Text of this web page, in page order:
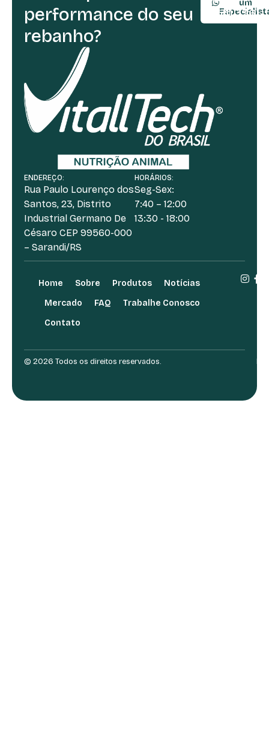
performance do seu
rebanho?
um
(54) 3361-
ENDEREÇO:
Rua Paulo Lourenço dos
Santos, 23, Distrito
Industrial Germano De
Césaro CEP 99560-000
– Sarandi/RS
HORÁRIOS:
Seg-Sex:
7:40 – 12:00
13:30 - 18:00
Home Sobre Produtos
Notícias
Mercado
FAQ
Trabalhe Conosco
Contato
© 2026 Todos os direitos reservados.